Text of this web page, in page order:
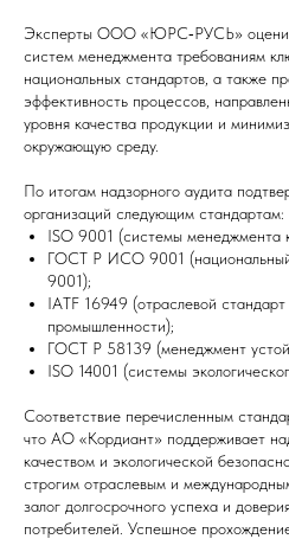
Эксперты ООО «ЮРС‑РУСЬ»
систем менеджмента требованиям
национальных стандартов, а также
эффективность процессов,
уровня качества продукции и
окружающую среду.
По итогам надзорного аудита
организаций следующим стандартам:
ISO 9001 (системы менеджмента
ГОСТ Р ИСО 9001 (национальный
9001);
IATF 16949 (отраслевой
промышленности);
ГОСТ Р 58139 (менеджмент
ISO 14001 (системы
Соответствие перечисленным
что АО «Кордиант» поддерживает
качеством и экологической
строгим отраслевым и
залог долгосрочного успеха и
потребителей. Успешное